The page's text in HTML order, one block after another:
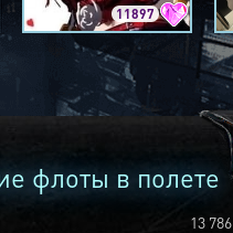
11897
флоты в полете
13 786